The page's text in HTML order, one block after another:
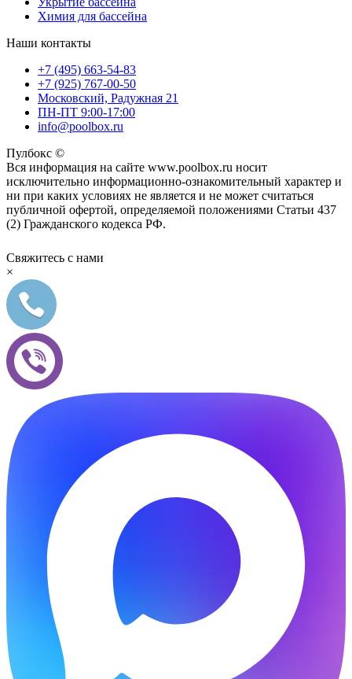
Химия для бассейна
Наши контакты
+7 (495) 663-54-83
+7 (925) 767-00-50
Московский, Радужная 21
ПН-ПТ 9:00-17:00
info@poolbox.ru
Пулбокс ©
Вся информация на сайте www.poolbox.ru носит
исключительно информационно-ознакомительный характер и
ни при каких условиях не является и не может считаться
публичной офертой, определяемой положениями Статьи 437
(2) Гражданского кодекса РФ.
Свяжитесь с нами
×